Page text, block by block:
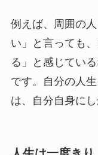
例えば、周囲の
い」と言っても
る」と感じてい
です。自分の人
は、自分自身にし